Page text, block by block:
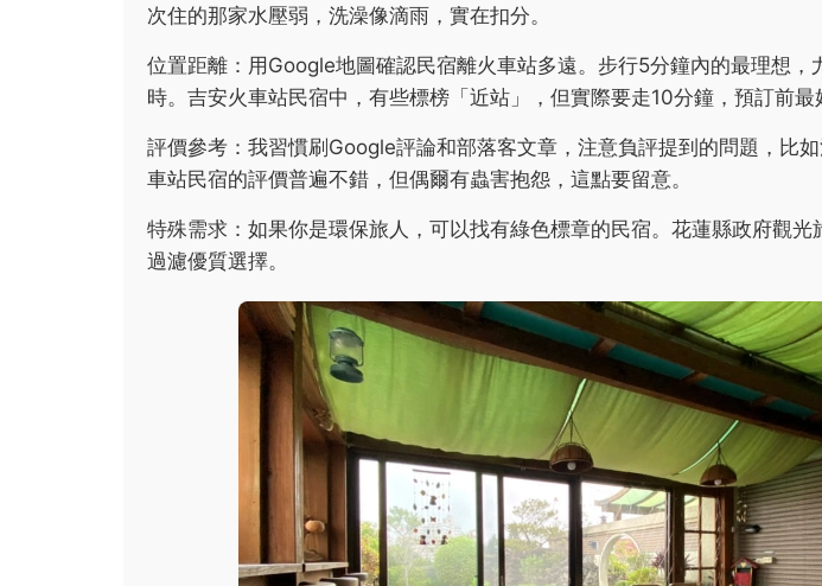
次住的那家水壓弱，洗澡像滴雨，實在扣分。
位置距離：用Google地圖確認民宿離火車站多遠。步行5分鐘內的最理想，
時。吉安火車站民宿中，有些標榜「近站」，但實際要走10分鐘，預訂前最
評價參考：我習慣刷Google評論和部落客文章，注意負評提到的問題，比
車站民宿的評價普遍不錯，但偶爾有蟲害抱怨，這點要留意。
特殊需求：如果你是環保旅人，可以找有綠色標章的民宿。花蓮縣政府觀光
過濾優質選擇。